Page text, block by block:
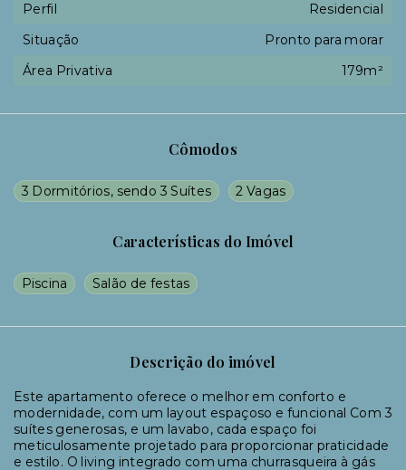
Cômodos
3 Dormitórios, sendo 3 Suítes 2 Vagas
Características do Imóvel
Piscina Salão de festas
Descrição do imóvel
Este apartamento oferece o melhor em conforto e
modernidade, com um layout espaçoso e funcional Com 3
suítes generosas, e um lavabo, cada espaço foi
meticulosamente projetado para proporcionar praticidade
e estilo. O living integrado com uma churrasqueira à gás
Perfil
Residencial
Situação
Pronto para morar
Área Privativa
179m²